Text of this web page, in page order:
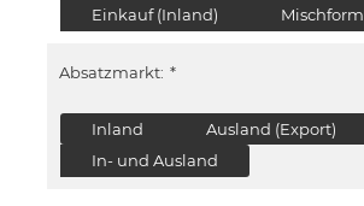
Einkauf (Inland)
Mischform
Absatzmarkt: *
Inland
Ausland (Export)
In- und Ausland